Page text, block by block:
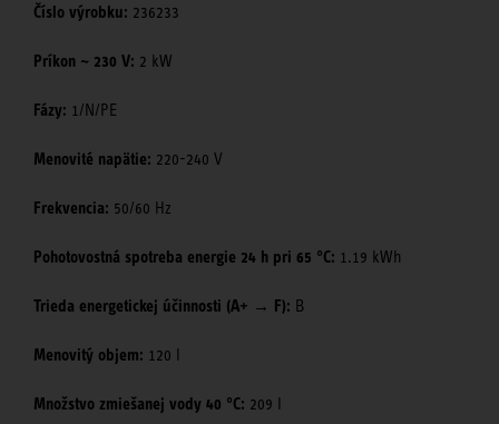
Číslo výrobku: 236233
Príkon ~ 230 V: 2 kW
Fázy: 1/N/PE
Menovité napätie: 220-240 V
Frekvencia: 50/60 Hz
Pohotovostná spotreba energie 24 h pri 65 °C: 1.19 kWh
Trieda energetickej účinnosti (A+ → F): B
Menovitý objem: 120 l
Množstvo zmiešanej vody 40 °C: 209 l